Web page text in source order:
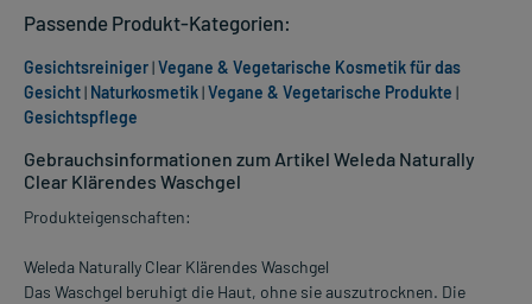
Gebrauchsinformationen zum Artikel Weleda Naturally
Clear Klärendes Waschgel
Produkteigenschaften:
Weleda Naturally Clear Klärendes Waschgel
Das Waschgel beruhigt die Haut, ohne sie auszutrocknen. Die
Passende Produkt-Kategorien:
Gesichtsreiniger|Vegane & Vegetarische Kosmetik für das
Gesicht| Naturkosmetik|Vegane & Vegetarische Produkte |
Gesichtspflege